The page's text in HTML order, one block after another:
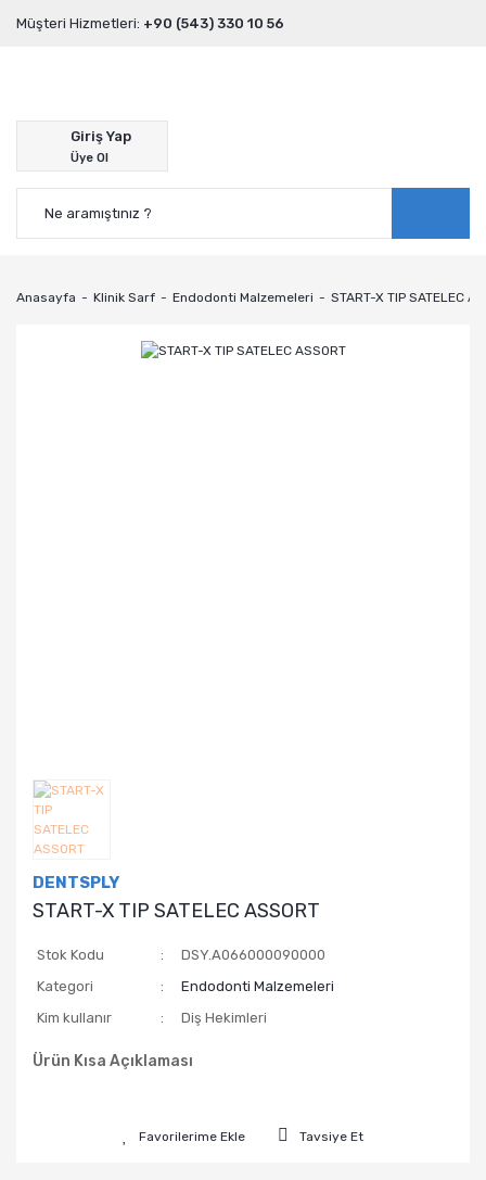
Müşteri Hizmetleri: +90 (543) 330 10 56
Giriş Yap
Üye Ol
Anasayfa Klinik Sarf Endodonti Malzemeleri START-X TIP SATELEC
DENTSPLY
START-X TIP SATELEC ASSORT
Stok Kodu
DSY.A066000090000
Kategori
Endodonti Malzemeleri
Kim kullanır
Diş Hekimleri
Ürün Kısa Açıklaması
Tavsiye Et